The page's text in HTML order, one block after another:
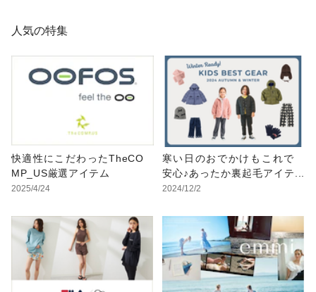
人気の特集
快適性にこだわったTheCO
MP_US厳選アイテム
2025/4/24
寒い日のおでかけもこれで
安心♪あったか裏起毛アイテ
ム
2024/12/2